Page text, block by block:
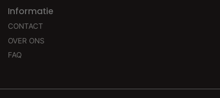
Informatie
CONTACT
OVER ONS
FAQ